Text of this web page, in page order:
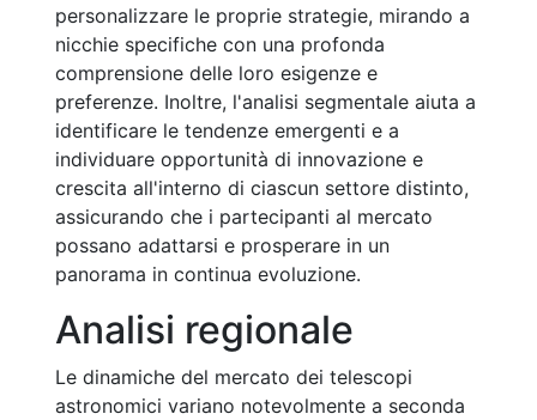
personalizzare le proprie strategie, mirando a
nicchie specifiche con una profonda
comprensione delle loro esigenze e
preferenze. Inoltre, l'analisi segmentale aiuta a
identificare le tendenze emergenti e a
individuare opportunità di innovazione e
crescita all'interno di ciascun settore distinto,
assicurando che i partecipanti al mercato
possano adattarsi e prosperare in un
panorama in continua evoluzione.
Analisi regionale
Le dinamiche del mercato dei telescopi
astronomici variano notevolmente a seconda